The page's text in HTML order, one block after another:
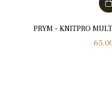
PRYM - KNITPRO